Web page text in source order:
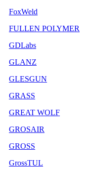
FoxWeld
FULLEN POLYMER
GDLabs
GLANZ
GLESGUN
GRASS
GREAT WOLF
GROSAIR
GROSS
GrossTUL